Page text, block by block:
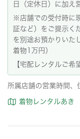
日（定休日）に加え
※店舗での受付時に
証など）をご提示く
を別途お預かりいた
着物1万円）
【宅配レンタルご希
所属店舗の営業時間、
着物レンタルあき